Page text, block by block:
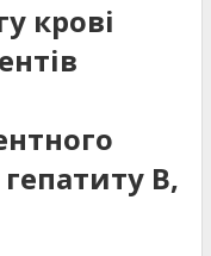
крові
гепатиту В,